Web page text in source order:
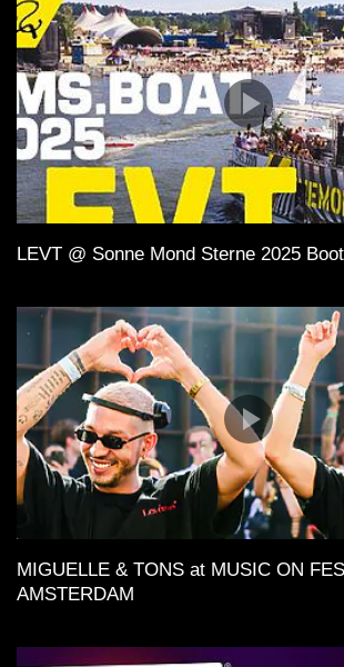
LEVT @ Sonne Mond Sterne 2025
MIGUELLE & TONS at MUSIC ON
AMSTERDAM